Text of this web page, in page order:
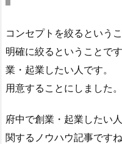
コンセプトを絞るという
明確に絞るということで
業・起業したい人です。
用意することにしました。
府中で創業・起業したい
関するノウハウ記事です